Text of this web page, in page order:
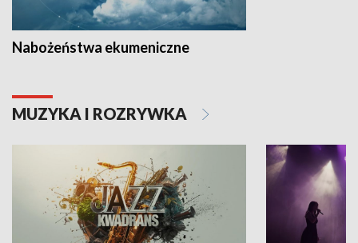
Nabożeństwa ekumeniczne
MUZYKA I ROZRYWKA